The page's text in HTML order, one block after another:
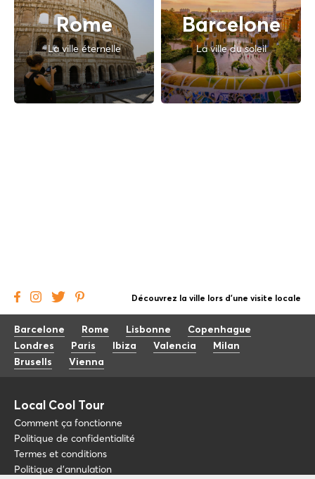
Rome
La ville éternelle
Barcelone
La ville du soleil
Découvrez la ville lors d'une visite locale
Barcelone Rome Lisbonne
Copenhague
Londres
Paris Ibiza Valencia
Milan
Brusells
Vienna
Local Cool Tour
Comment ça fonctionne
Politique de confidentialité
Termes et conditions
Politique d'annulation